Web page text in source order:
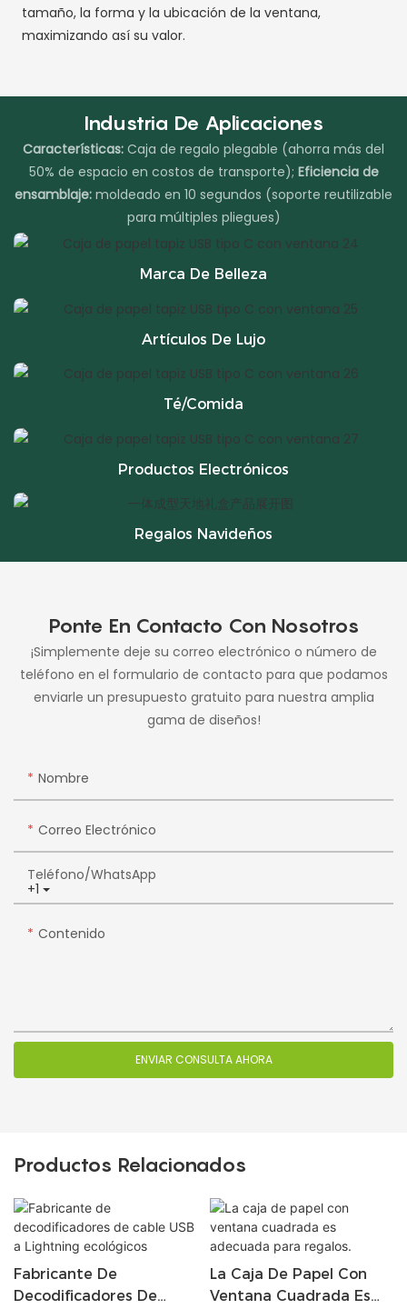
tamaño, la forma y la ubicación de la ventana,
maximizando así su valor.
Industria De Aplicaciones
Características: Caja de regalo plegable (ahorra más del
50% de espacio en costos de transporte); Eficiencia de
ensamblaje: moldeado en 10 segundos (soporte reutilizable
para múltiples pliegues)
Marca De Belleza
Artículos De Lujo
Té/Comida
Productos Electrónicos
Regalos Navideños
Ponte En Contacto Con Nosotros
¡Simplemente deje su correo electrónico o número de
teléfono en el formulario de contacto para que podamos
enviarle un presupuesto gratuito para nuestra amplia
gama de diseños!
Nombre
Correo Electrónico
+1
Teléfono/WhatsApp
Contenido
ENVIAR CONSULTA AHORA
Productos Relacionados
Fabricante De
Decodificadores De
La Caja De Papel Con
Ventana Cuadrada Es